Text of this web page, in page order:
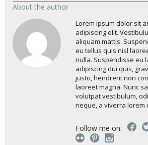
About the author
Lorem ipsum dolor sit
adipiscing elit.
aliquam mattis.
eu tellus quis nisl
nulla. Suspendisse eu
adipiscing dui quis,
justo, hendrerit non
laoreet magna. Nunc
volutpat vestibulum,
neque, a viverra lorem
Follow me on: